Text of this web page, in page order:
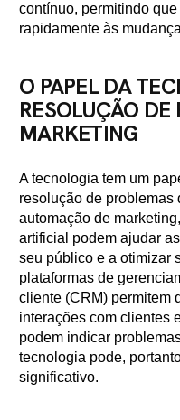
contínuo, permitindo
rapidamente às
O PAPEL DA
RESOLUÇÃO
MARKETING
A tecnologia tem um
resolução de problemas
automação de
artificial podem ajudar
seu público e a otimizar
plataformas de
cliente (CRM) permitem
interações com clientes
podem indicar
tecnologia pode,
significativo.